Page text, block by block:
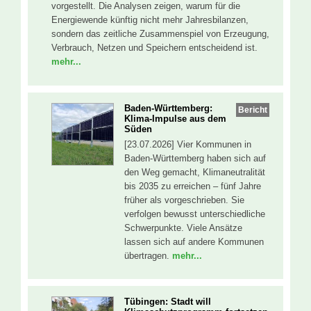
vorgestellt. Die Analysen zeigen, warum für die
Energiewende künftig nicht mehr Jahresbilanzen,
sondern das zeitliche Zusammenspiel von Erzeugung,
Verbrauch, Netzen und Speichern entscheidend ist.
mehr...
Bericht
Baden-Württemberg:
Klima-Impulse aus dem
Süden
[23.07.2026] Vier Kommunen in
Baden-Württemberg haben sich auf
den Weg gemacht, Klimaneutralität
bis 2035 zu erreichen – fünf Jahre
früher als vorgeschrieben. Sie
verfolgen bewusst unterschiedliche
Schwerpunkte. Viele Ansätze
lassen sich auf andere Kommunen
übertragen. mehr...
Tübingen: Stadt will